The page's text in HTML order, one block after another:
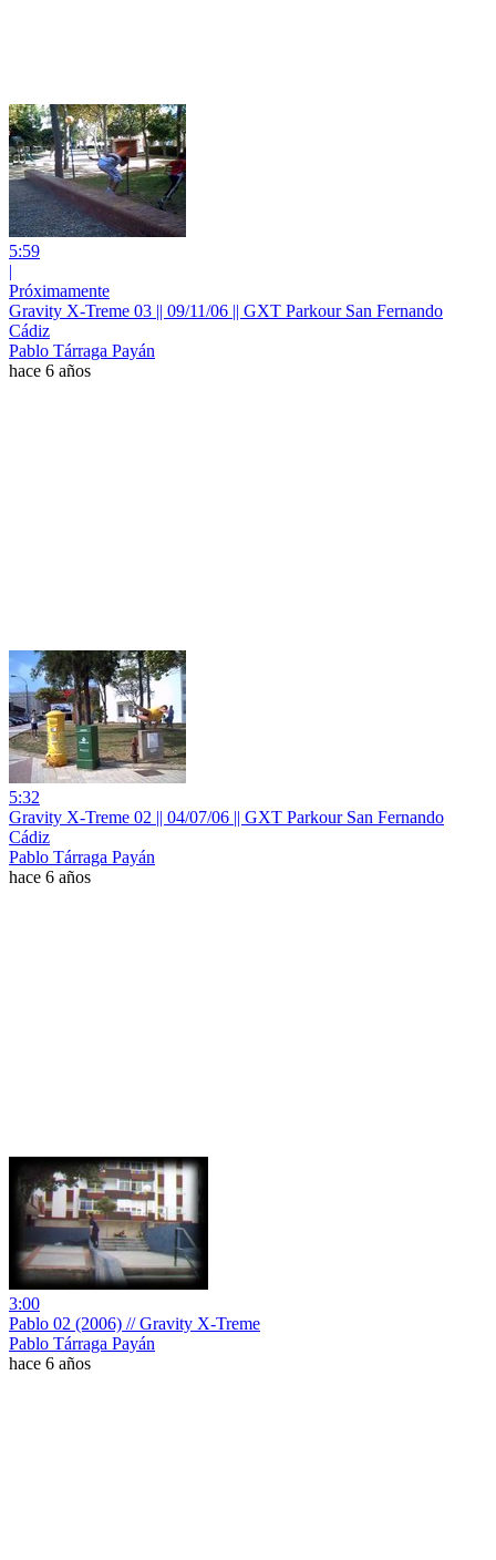
5:59
|
Próximamente
Gravity X-Treme 03 || 09/11/06 || GXT Parkour San Fernando
Cádiz
Pablo Tárraga Payán
hace 6 años
5:32
Gravity X-Treme 02 || 04/07/06 || GXT Parkour San Fernando
Cádiz
Pablo Tárraga Payán
hace 6 años
3:00
Pablo 02 (2006) // Gravity X-Treme
Pablo Tárraga Payán
hace 6 años